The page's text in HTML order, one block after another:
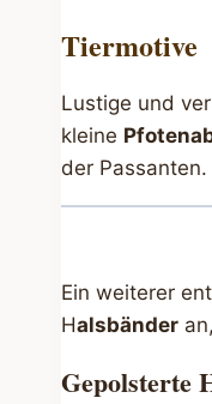
Tiermotive
Lustige und
kleine
der
Ein weiterer
Halsbänder
Gepolsterte